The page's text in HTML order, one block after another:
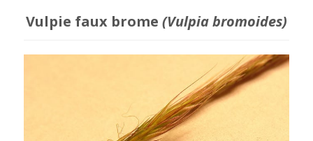
Vulpie faux brome (Vulpia bromoides)